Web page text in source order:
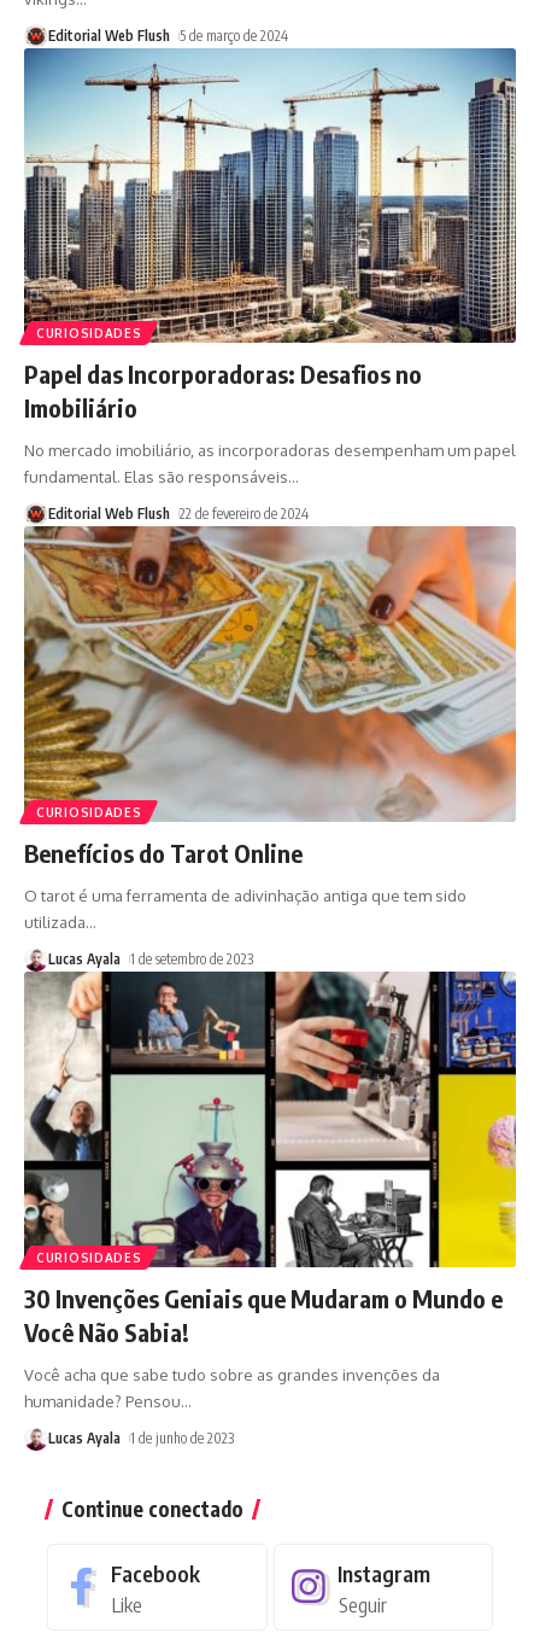
Editorial Web Flush 5 de março de 2024
CURIOSIDADES
Papel das Incorporadoras: Desafios no
Imobiliário
No mercado imobiliário, as incorporadoras desempenham um papel
fundamental. Elas são responsáveis…
Editorial Web Flush 22 de fevereiro de 2024
CURIOSIDADES
Benefícios do Tarot Online
O tarot é uma ferramenta de adivinhação antiga que tem sido
utilizada…
Lucas Ayala 1 de setembro de 2023
CURIOSIDADES
30 Invenções Geniais que Mudaram o Mundo e
Você Não Sabia!
Você acha que sabe tudo sobre as grandes invenções da
humanidade? Pensou…
Lucas Ayala 1 de junho de 2023
Continue conectado
Facebook
Like
Instagram
Seguir